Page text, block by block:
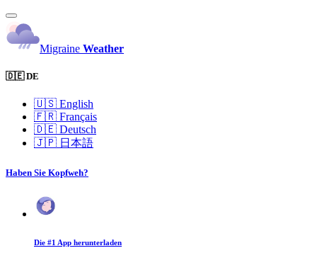
Migraine Weather
🇩🇪 DE
🇺🇸 English
🇫🇷 Français
🇩🇪 Deutsch
🇯🇵 日本語
Haben Sie Kopfweh?
Die #1 App herunterladen